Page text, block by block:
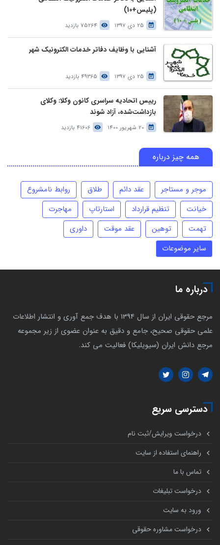
(پلیس+10)
25 دی 1397 75264 بازدید
آشنایی با وظایف دفاتر خدمات الکترونیک شهر
25 دی 1397 49365 بازدید
رییس اتحادیه سراسری کانون وکلا: وکلای
بازداشت‌شده، آزاد شوند
20 شهریور 1400 41606 بازدید
همه چیز درباره
موجر و مستاجر عقد دائم طلاق
روابط نامشروع
خیانت
تنظیم قرارداد استارتاپ
مهاجرت
تهمت
توهین عقد موقت
داوری
سایر موضوعات
درباره ما
مرجع حقوقی ایران از سال 1394 با هدف جمع آوری و انتشار اطلاعات
علمی حقوقی صحیح، جامع و دقیق به عنوان عضوی از زیر مجموعه
مرجع دانش ایران (سیویلیکا) فعالیت می کند.
دسترسی سریع
درخواست ویرایش/ثبت نام
راهنمای استفاده از سایت
تماس با ما
درخواست تبلیغات
ورود به سایت
درخواست مشاوره حقوقی